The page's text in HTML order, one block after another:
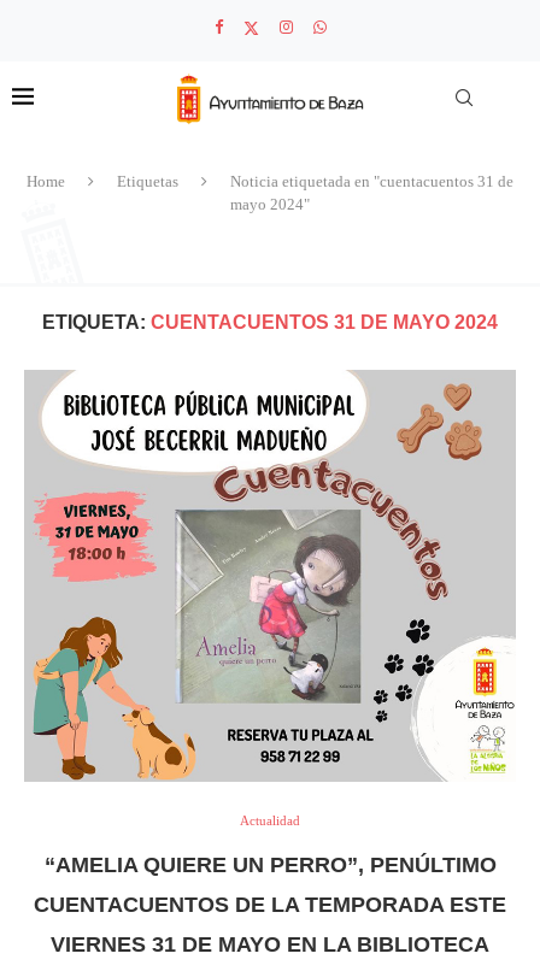
Home Etiquetas
Noticia etiquetada en "cuentacuentos 31 de
mayo 2024"
ETIQUETA: CUENTACUENTOS 31 DE MAYO 2024
Actualidad
“AMELIA QUIERE UN PERRO”, PENÚLTIMO
CUENTACUENTOS DE LA TEMPORADA ESTE
VIERNES 31 DE MAYO EN LA BIBLIOTECA